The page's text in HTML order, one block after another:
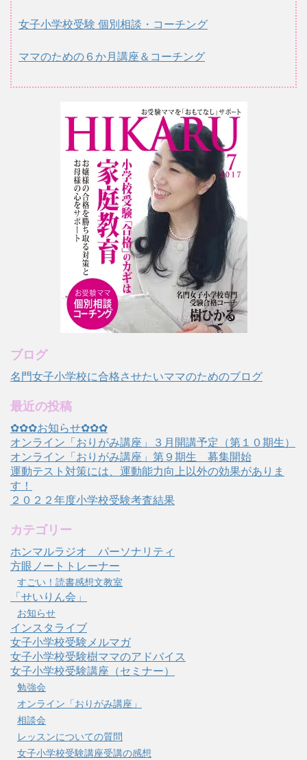
女子小学校受験 個別相談・コーチング
ママのための６か月講座＆コーチング
ブログ
名門女子小学校に合格させたいママのためのブログ
最近の投稿
✿✿✿お知らせ✿✿✿
オンライン「おりがみ講座」３月開講予定（第１０期生）
オンライン「おりがみ講座」第９期生 募集開始
運動テスト対策には、運動能力向上以外の効果がありま
す！
２０２２年度小学校受験考査結果
カテゴリー
ホンマルラジオ パーソナリティ
方眼ノートトレーナー
すごい！読書感想文教室
「せいりん会」
お知らせ
インスタライブ
女子小学校受験メルマガ
女子小学校受験樹ママのアドバイス
女子小学校受験講座（セミナー）
勉強会
オンライン「おりがみ講座」
相談会
レッスンについての質問
女子小学校受験講座受講の感想